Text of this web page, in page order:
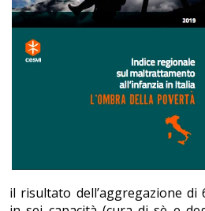
il risultato dell’aggregazione di